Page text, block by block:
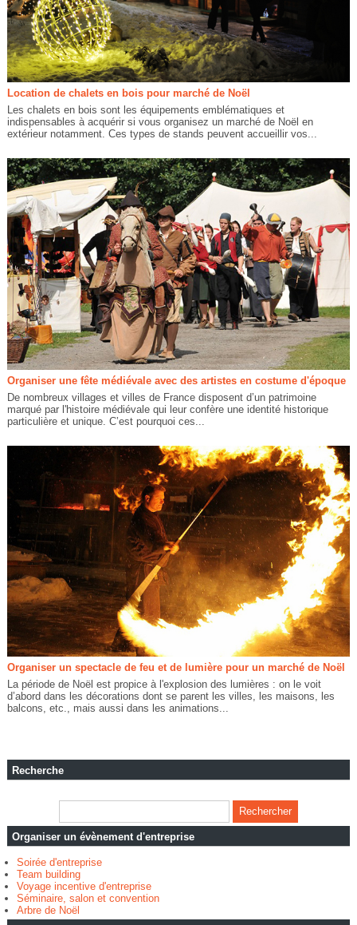
Location de chalets en bois pour marché de Noël
Les chalets en bois sont les équipements emblématiques et
indispensables à acquérir si vous organisez un marché de Noël en
extérieur notamment. Ces types de stands peuvent accueillir vos...
Organiser une fête médiévale avec des artistes en costume d'époque
De nombreux villages et villes de France disposent d’un patrimoine
marqué par l'histoire médiévale qui leur confère une identité historique
particulière et unique. C’est pourquoi ces...
Organiser un spectacle de feu et de lumière pour un marché de Noël
La période de Noël est propice à l'explosion des lumières : on le voit
d’abord dans les décorations dont se parent les villes, les maisons, les
balcons, etc., mais aussi dans les animations...
Recherche
Organiser un évènement d'entreprise
Soirée d'entreprise
Team building
Voyage incentive d'entreprise
Séminaire, salon et convention
Arbre de Noël